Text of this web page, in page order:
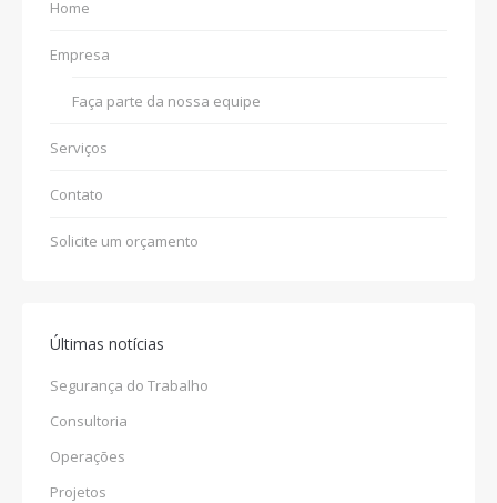
Home
Empresa
Faça parte da nossa equipe
Serviços
Contato
Solicite um orçamento
Últimas notícias
Segurança do Trabalho
Consultoria
Operações
Projetos